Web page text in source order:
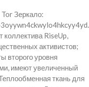
Зеркало:
коллектива RiseUp,
активистов;
второго уровня
имеют увеличенный
ткань для